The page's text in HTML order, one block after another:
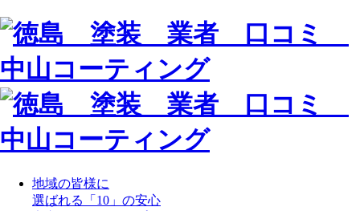
地域の皆様に
選ばれる「10」の安心